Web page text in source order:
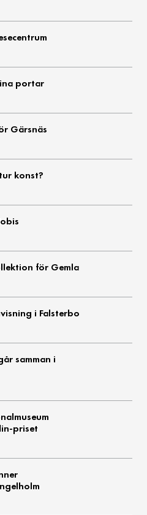
portar
Gärsnäs
konst?
för Gemla
i Falsterbo
samman i
priset